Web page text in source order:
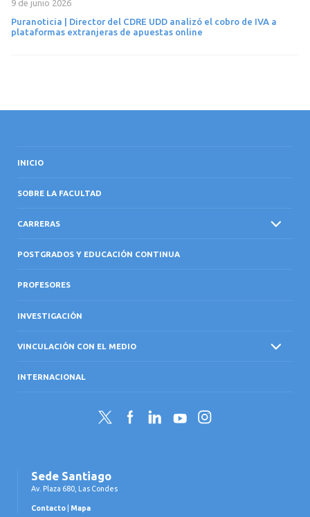
9 de junio 2026
Puranoticia | Director del CDRE UDD analizó el cobro de IVA a
plataformas extranjeras de apuestas online
INICIO
SOBRE LA FACULTAD
CARRERAS
POSTGRADOS Y EDUCACIÓN CONTINUA
PROFESORES
INVESTIGACIÓN
VINCULACIÓN CON EL MEDIO
INTERNACIONAL
Twitter FacebookLinkedInYouTubeInstagram
Sede Santiago
Av. Plaza 680, Las Condes
Contacto Mapa